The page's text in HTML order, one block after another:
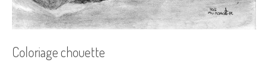
Coloriage chouette